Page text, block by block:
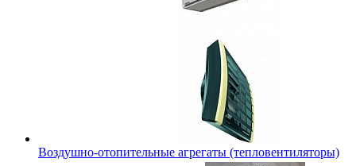
Воздушно-отопительные агрегаты (тепловентиляторы)